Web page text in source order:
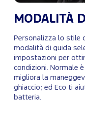
MODALITÀ
Personalizza lo stile
modalità di guida
impostazioni per
condizioni. Normale
migliora la
ghiaccio; ed Eco ti
batteria.